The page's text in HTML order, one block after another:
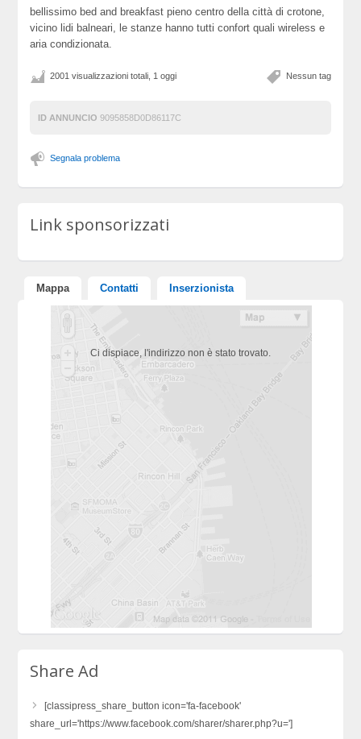
bellissimo bed and breakfast pieno centro della città di crotone,
vicino lidi balneari, le stanze hanno tutti confort quali wireless e
aria condizionata.
Nessun tag
2001 visualizzazioni totali, 1 oggi
ID ANNUNCIO 9095858D0D86117C
Segnala problema
Link sponsorizzati
Mappa Contatti Inserzionista
Ci dispiace, l'indirizzo non è stato trovato.
Share Ad
[classipress_share_button icon='fa-facebook'
share_url='https://www.facebook.com/sharer/sharer.php?u=']